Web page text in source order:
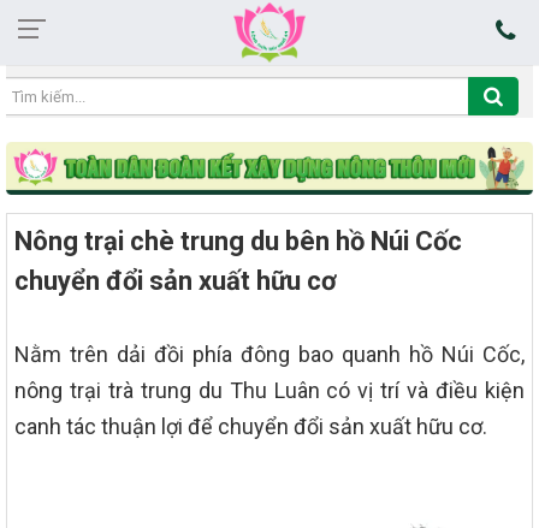
12:22:35 08/08/2026
Nông trại chè trung du bên hồ Núi Cốc
chuyển đổi sản xuất hữu cơ
Nằm trên dải đồi phía đông bao quanh hồ Núi Cốc,
nông trại trà trung du Thu Luân có vị trí và điều kiện
canh tác thuận lợi để chuyển đổi sản xuất hữu cơ.